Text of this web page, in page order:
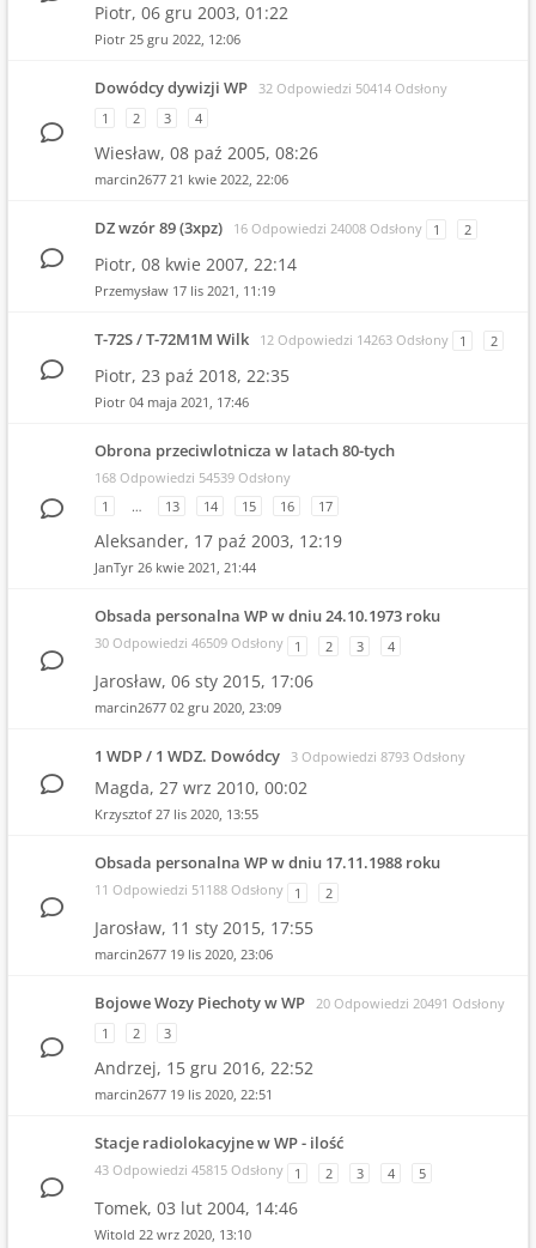
Piotr, 06 gru 2003, 01:22
Piotr 25 gru 2022, 12:06
Dowódcy dywizji WP 32 Odpowiedzi 50414 Odsłony
1
2 3 4
Wiesław, 08 paź 2005, 08:26
marcin2677 21 kwie 2022, 22:06
DZ wzór 89 (3xpz) 16 Odpowiedzi 24008 Odsłony 1 2
Piotr, 08 kwie 2007, 22:14
Przemysław 17 lis 2021, 11:19
T-72S / T-72M1M Wilk 12 Odpowiedzi 14263 Odsłony 1 2
Piotr, 23 paź 2018, 22:35
Piotr 04 maja 2021, 17:46
Obrona przeciwlotnicza w latach 80-tych
168 Odpowiedzi 54539 Odsłony
1
… 13 14 15 16 17
Aleksander, 17 paź 2003, 12:19
JanTyr 26 kwie 2021, 21:44
Obsada personalna WP w dniu 24.10.1973 roku
30 Odpowiedzi 46509 Odsłony 1 2 3 4
Jarosław, 06 sty 2015, 17:06
marcin2677 02 gru 2020, 23:09
1 WDP / 1 WDZ. Dowódcy 3 Odpowiedzi 8793 Odsłony
Magda, 27 wrz 2010, 00:02
Krzysztof 27 lis 2020, 13:55
Obsada personalna WP w dniu 17.11.1988 roku
11 Odpowiedzi 51188 Odsłony 1 2
Jarosław, 11 sty 2015, 17:55
marcin2677 19 lis 2020, 23:06
Bojowe Wozy Piechoty w WP 20 Odpowiedzi 20491 Odsłony
1
2 3
Andrzej, 15 gru 2016, 22:52
marcin2677 19 lis 2020, 22:51
Stacje radiolokacyjne w WP - ilość
43 Odpowiedzi 45815 Odsłony 1 2 3 4 5
Tomek, 03 lut 2004, 14:46
Witold 22 wrz 2020, 13:10